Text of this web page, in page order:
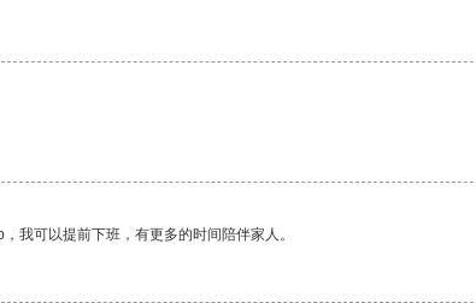
我可以提前下班，有更多的时间陪伴家人。